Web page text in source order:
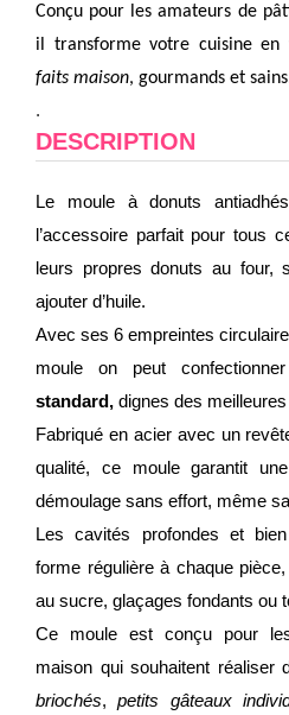
Conçu pour les amateurs de
il transforme votre cuisine
faits maison, gourmands et
.
DESCRIPTION
Le moule à donuts
l’accessoire parfait pour tous
leurs propres donuts au four,
ajouter d’huile.
Avec ses 6 empreintes
moule on peut confectionner
standard, dignes des
Fabriqué en acier avec un
qualité, ce moule garantit
démoulage sans effort, même
Les cavités profondes et
forme régulière à chaque
au sucre, glaçages fondants ou
Ce moule est conçu pour
maison qui souhaitent réaliser
briochés,petits gâteaux